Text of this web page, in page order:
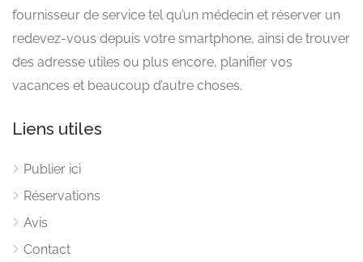
fournisseur de service tel qu’un médecin et réserver un
redevez-vous depuis votre smartphone, ainsi de trouver
des adresse utiles ou plus encore, planifier vos
vacances et beaucoup d’autre choses.
Liens utiles
Publier ici
Réservations
Avis
Contact